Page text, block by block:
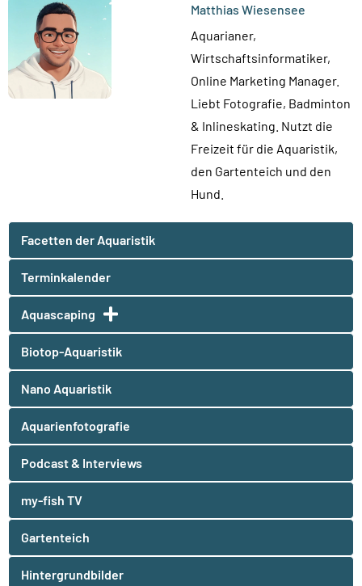
Matthias Wiesensee
Aquarianer,
Wirtschaftsinformatiker,
Online Marketing Manager.
Liebt Fotografie, Badminton
& Inlineskating. Nutzt die
Freizeit für die Aquaristik,
den Gartenteich und den
Hund.
Facetten der Aquaristik
Terminkalender
Aquascaping
Biotop-Aquaristik
Nano Aquaristik
Aquarienfotografie
Podcast & Interviews
my-fish TV
Gartenteich
Hintergrundbilder